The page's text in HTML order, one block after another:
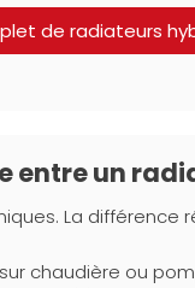
de radiateurs
entre un
La différence
chaudière ou